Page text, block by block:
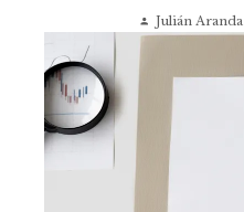
Julián Aranda